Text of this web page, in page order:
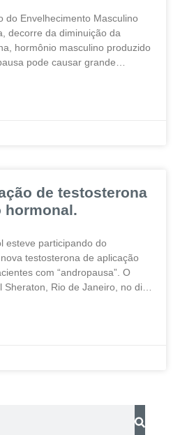
do Envelhecimento Masculino
decorre da diminuição da
hormônio masculino produzido
pode causar grande
homem. No
de testosterona
hormonal.
esteve participando do
testosterona de aplicação
com “andropausa”. O
Rio de Janeiro, no dia